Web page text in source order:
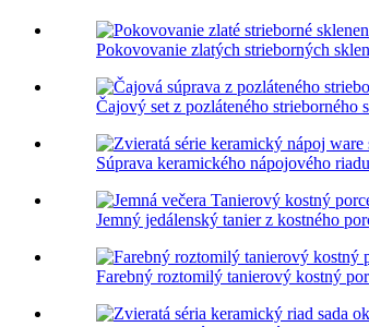
Pokovovanie zlatých strieborných
Čajový set z pozláteného strieborného
Súprava keramického nápojového
Jemný jedálenský tanier z kostného
Farebný roztomilý tanierový kostný